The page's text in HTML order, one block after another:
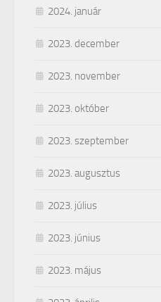
2024. január
2023. december
2023. november
2023. október
2023. szeptember
2023. augusztus
2023. július
2023. június
2023. május